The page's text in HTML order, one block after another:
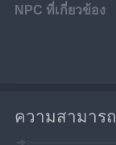
NPC ที่เกี่ยวข้อง
ความสามารถ